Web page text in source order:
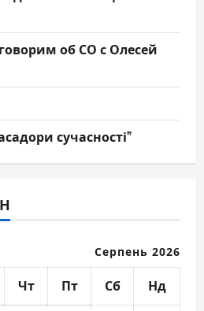
об СО с Олесей
сучасності”
Серпень 2026
Чт Пт Сб Нд